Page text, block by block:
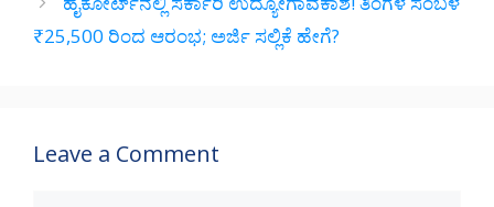
₹25,500 ರಿಂದ ಆರಂಭ; ಅರ್ಜಿ ಸಲ್ಲಿಕೆ ಹೇಗೆ?
Leave a Comment